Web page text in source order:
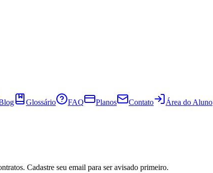
Glossário FAQ Planos Contato Área do Aluno
Cadastre seu email para ser avisado primeiro.